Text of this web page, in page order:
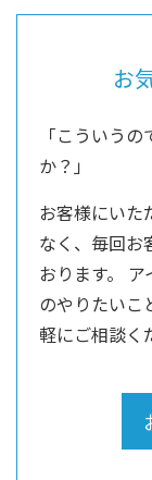
お
「こういう
か？」
お客様にいた
なく、毎回お
おります。
ア
のやりたいこ
軽にご相談く